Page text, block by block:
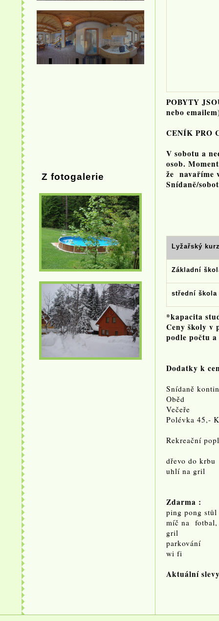
Z fotogalerie
POBYTY
nebo
CENÍK PRO
V sobotu a
osob.
že navaříme
Snídaně/
Lyžařský
Základní
střední škola
*kapacita
Ceny školy
podle počtu
Dodatky k
Snídaně
Polévka 45,-
Rekreační
dřevo
uhlí na
Zdarma :
ping
míč na
parkování
wi fi
Aktuální